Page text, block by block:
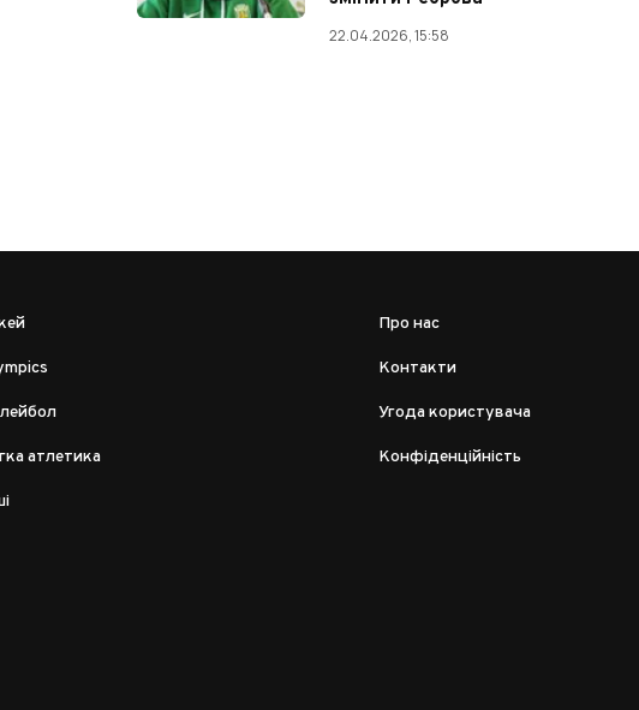
22.04.2026, 15:58
атлетика
Про нас
Контакти
Угода користувача
Конфіденційність